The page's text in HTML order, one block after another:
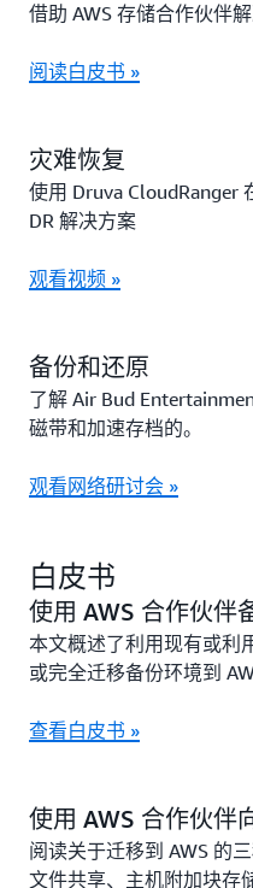
借助 AWS 存储合作伙伴
阅读白皮书 »
灾难恢复
使用 Druva CloudRanger
DR 解决方案
观看视频 »
备份和还原
了解 Air Bud
磁带和加速存档的。
观看网络研讨会 »
白皮书
使用 AWS 合作伙伴
本文概述了利用现有或利
或完全迁移备份环境到
查看白皮书 »
使用 AWS 合作伙伴
阅读关于迁移到 AWS 的
文件共享、主机附加块存